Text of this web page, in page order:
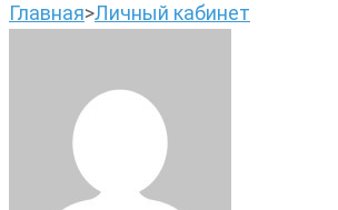
Главная>Личный кабинет